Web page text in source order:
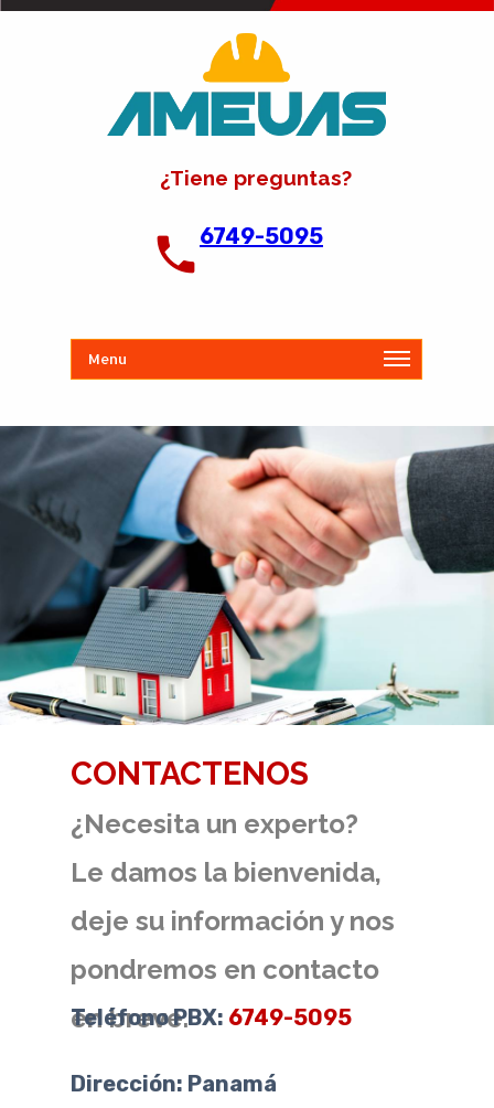
CONTACTENOS
¿Necesita un experto?
Le damos la bienvenida,
deje su información y nos
pondremos en contacto
en breve.
Teléfono PBX: 6749-5095
Dirección: Panamá
¿Tiene preguntas?
Menu
6749-5095